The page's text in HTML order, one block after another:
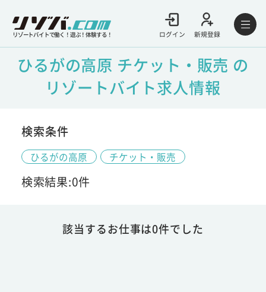
リゾートバイトで働く！遊ぶ！体験する！ ログイン 新規登録
ひるがの高原 チケット・販売 の
リゾートバイト求人情報
検索条件
ひるがの高原 チケット・販売
検索結果:0件
該当するお仕事は0件でした